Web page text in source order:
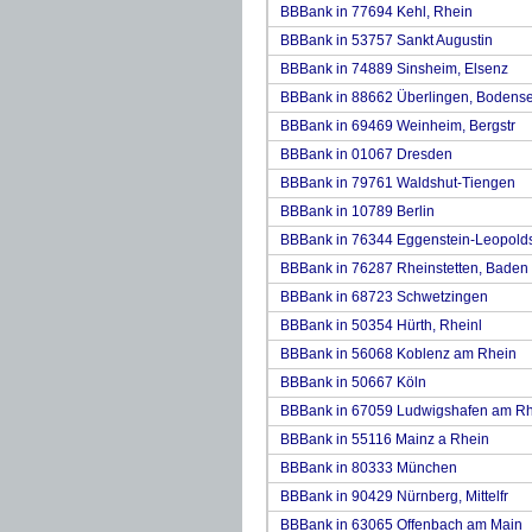
BBBank in 77694 Kehl, Rhein
BBBank in 53757 Sankt Augustin
BBBank in 74889 Sinsheim, Elsenz
BBBank in 88662 Überlingen,
BBBank in 69469 Weinheim, Bergstr
BBBank in 01067 Dresden
BBBank in 79761 Waldshut-Tiengen
BBBank in 10789 Berlin
BBBank in 76344 Eggenstein-
BBBank in 76287 Rheinstetten, Baden
BBBank in 68723 Schwetzingen
BBBank in 50354 Hürth, Rheinl
BBBank in 56068 Koblenz am Rhein
BBBank in 50667 Köln
BBBank in 67059 Ludwigshafen am
BBBank in 55116 Mainz a Rhein
BBBank in 80333 München
BBBank in 90429 Nürnberg, Mittelfr
BBBank in 63065 Offenbach am Main